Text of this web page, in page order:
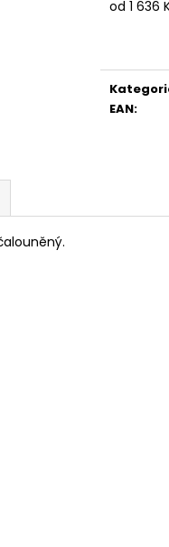
od 1 636
EAN: